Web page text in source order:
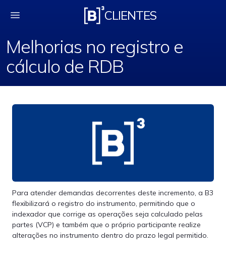
Melhorias no registro
CLIENTES
Melhorias no registro e
cálculo de RDB
Para atender demandas decorrentes deste incremento, a B3
flexibilizará o registro do instrumento, permitindo que o
indexador que corrige as operações seja calculado pelas
partes (VCP) e também que o próprio participante realize
alterações no instrumento dentro do prazo legal permitido.